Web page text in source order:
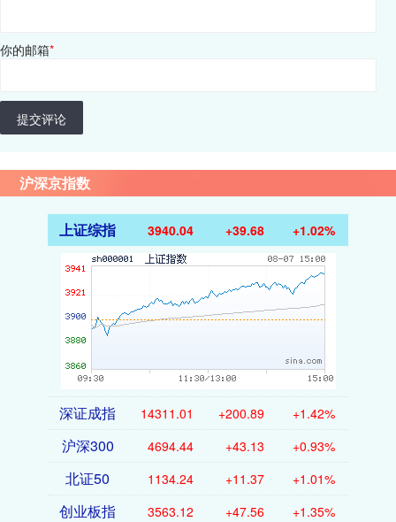
你的邮箱*
提交评论
沪深京指数
上证综指 3940.04 +39.68 +1.02%
深证成指 14311.01 +200.89 +1.42%
沪深300 4694.44 +43.13 +0.93%
北证50 1134.24 +11.37 +1.01%
创业板指 3563.12 +47.56 +1.35%